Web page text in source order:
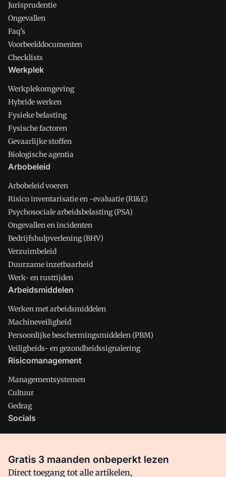
Jurisprudentie
Ongevallen
Faq's
Voorbeelddocumenten
Checklists
Werkplek
Werkplekomgeving
Hybride werken
Fysieke belasting
Fysische factoren
Gevaarlijke stoffen
Biologische agentia
Arbobeleid
Arbobeleid voeren
Risico inventarisatie en -evaluatie (RI&E)
Psychosociale arbeidsbelasting (PSA)
Ongevallen en incidenten
Bedrijfshulpverlening (BHV)
Verzuimbeleid
Duurzame inzetbaarheid
Werk- en rusttijden
Arbeidsmiddelen
Werken met arbeidsmiddelen
Machineveiligheid
Persoonlijke beschermingsmiddelen (PBM)
Veiligheids- en gezondheidssignalering
Risicomanagement
Managementsystemen
Cultuur
Gedrag
Socials
Facebook
Gratis 3 maanden onbeperkt lezen
Direct toegang tot alle artikelen,